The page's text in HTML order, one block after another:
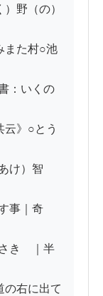
野（の）
また村○池
：いくの
云》○とう
け）智
事｜奇
きゟ｜半
の右に出て